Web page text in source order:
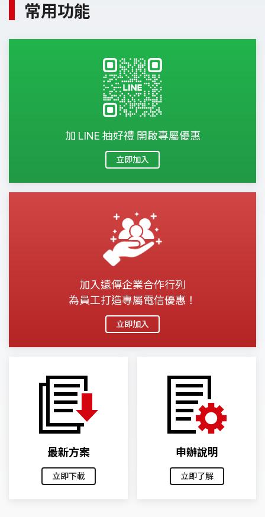
常用功能
加 LINE 抽好禮 開啟專屬優惠
立即加入
加入遠傳企業合作行列
為員工打造專屬電信優惠！
立即加入
最新方案
立即下載
申辦說明
立即了解